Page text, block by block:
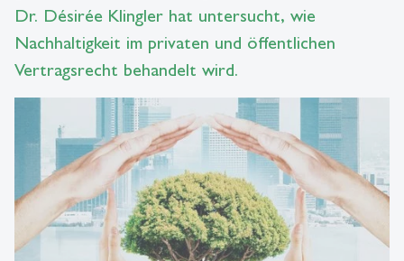
Dr. Désirée Klingler hat untersucht, wie
Nachhaltigkeit im privaten und öffentlichen
Vertragsrecht behandelt wird.